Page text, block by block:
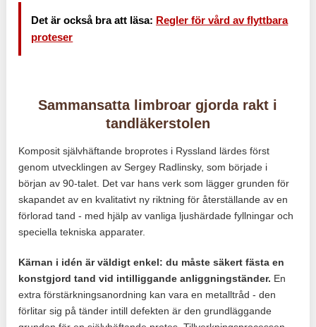
Det är också bra att läsa: Regler för vård av flyttbara
proteser
Sammansatta limbroar gjorda rakt i
tandläkerstolen
Komposit självhäftande broprotes i Ryssland lärdes först
genom utvecklingen av Sergey Radlinsky, som började i
början av 90-talet. Det var hans verk som lägger grunden för
skapandet av en kvalitativt ny riktning för återställande av en
förlorad tand - med hjälp av vanliga ljushärdade fyllningar och
speciella tekniska apparater.
Kärnan i idén är väldigt enkel: du måste säkert fästa en
konstgjord tand vid intilliggande anliggningständer. En
extra förstärkningsanordning kan vara en metalltråd - den
förlitar sig på tänder intill defekten är den grundläggande